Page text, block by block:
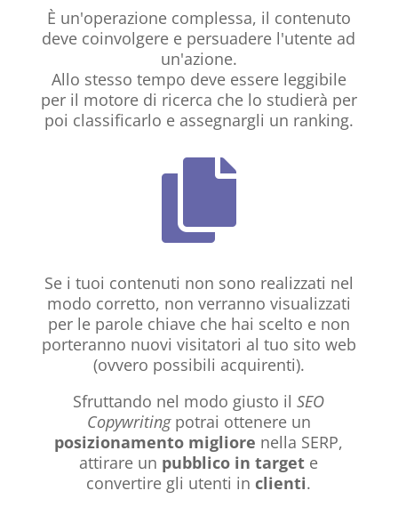
È un'operazione complessa, il contenuto
deve coinvolgere e persuadere l'utente ad
un'azione.
Allo stesso tempo deve essere leggibile
per il motore di ricerca che lo studierà per
poi classificarlo e assegnargli un ranking.

Se i tuoi contenuti non sono realizzati nel
modo corretto, non verranno visualizzati
per le parole chiave che hai scelto e non
porteranno nuovi visitatori al tuo sito web
(ovvero possibili acquirenti).
Sfruttando nel modo giusto ilSEO
Copywritingpotrai ottenere un
posizionamento migliore nella SERP,
attirare un pubblico in target e
convertire gli utenti in clienti.